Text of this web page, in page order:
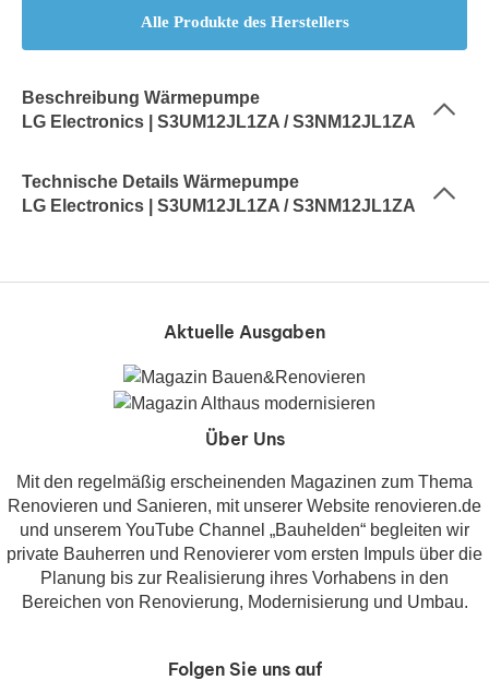
Alle Produkte des Herstellers
Beschreibung Wärmepumpe
LG Electronics | S3UM12JL1ZA / S3NM12JL1ZA
Technische Details Wärmepumpe
LG Electronics | S3UM12JL1ZA / S3NM12JL1ZA
Aktuelle Ausgaben
Über Uns
Mit den regelmäßig erscheinenden Magazinen zum Thema
Renovieren und Sanieren, mit unserer Website renovieren.de
und unserem YouTube Channel „Bauhelden“ begleiten wir
private Bauherren und Renovierer vom ersten Impuls über die
Planung bis zur Realisierung ihres Vorhabens in den
Bereichen von Renovierung, Modernisierung und Umbau.
Folgen Sie uns auf